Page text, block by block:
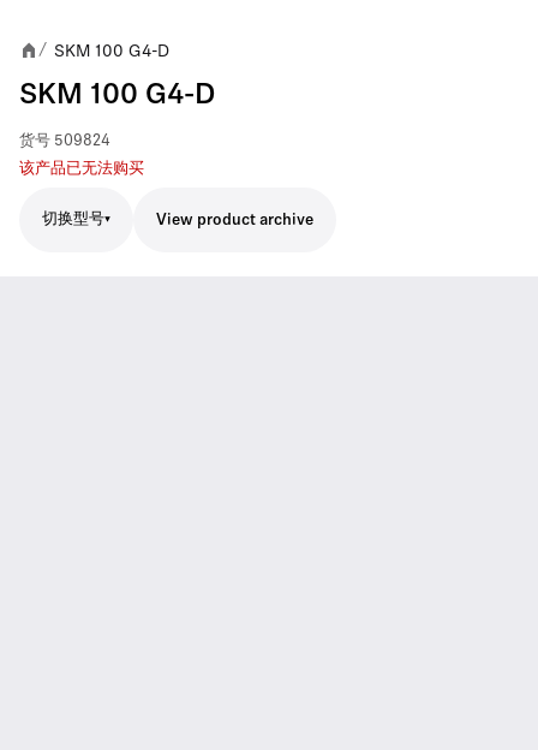
/ SKM 100 G4-D
SKM 100 G4-D
货号 509824
该产品已无法购买
切换型号 View product archive